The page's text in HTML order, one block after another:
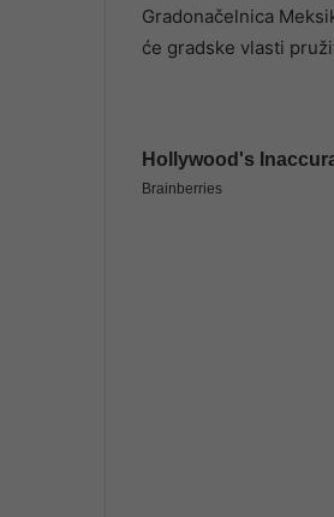
Gradonačelnica
će gradske vlasti